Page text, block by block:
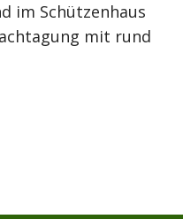
im Schützenhaus
mit rund